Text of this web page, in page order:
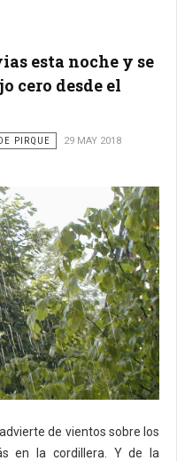
esta noche y se
cero desde el
PIRQUE
29 MAY 2018
de vientos sobre los
en la cordillera. Y de la